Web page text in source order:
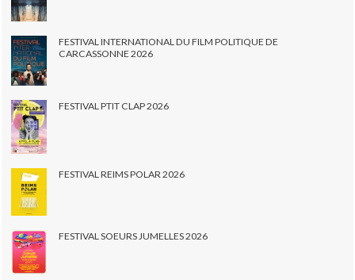
FESTIVAL INTERNATIONAL DU FILM POLITIQUE DE
CARCASSONNE 2026
FESTIVAL PTIT CLAP 2026
FESTIVAL REIMS POLAR 2026
FESTIVAL SOEURS JUMELLES 2026